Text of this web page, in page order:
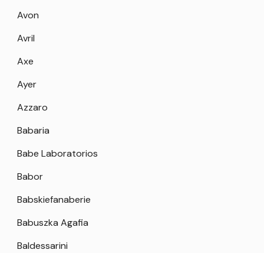
Avon
Avril
Axe
Ayer
Azzaro
Babaria
Babe Laboratorios
Babor
Babskiefanaberie
Babuszka Agafia
Baldessarini